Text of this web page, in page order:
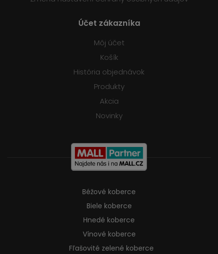
Účet zákazníka
Môj účet
Košík
História objednávok
Produkty
Akcia
Novinky
Béžové koberce
Biele koberce
Hnedé koberce
Vínové koberce
Fľašovité zelené koberce